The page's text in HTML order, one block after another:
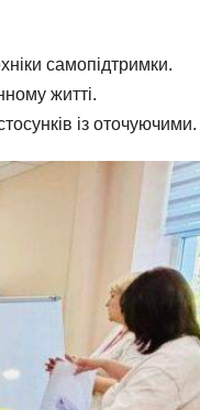
самопідтримки.
житті.
із оточуючими.